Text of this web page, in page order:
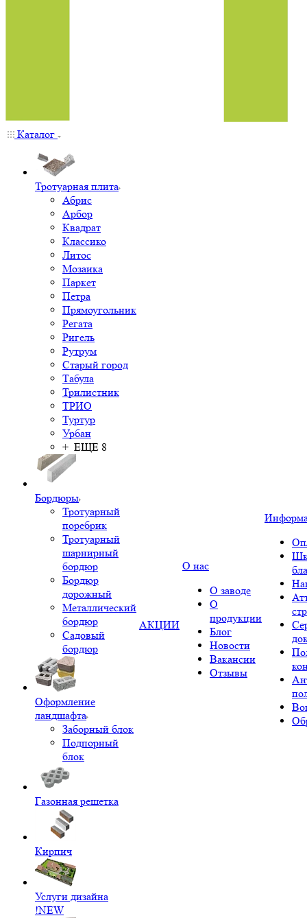
Каталог
Тротуарная плита
Абрис
Арбор
Квадрат
Классико
Литос
Мозаика
Паркет
Петра
Прямоугольник
Регата
Ригель
Рутрум
Старый город
Табула
Трилистник
ТРИО
Туртур
Урбан
+ ЕЩЕ 8
Бордюры
Тротуарный
поребрик
Тротуарный
шарнирный
бордюр
Бордюр
дорожный
Металлический
бордюр
Садовый
бордюр
Оформление
ландшафта
Заборный блок
Подпорный
блок
Газонная решетка
Кирпич
Услуги дизайна
!NEW
АКЦИИ
О нас
О заводе
О
продукции
Блог
Новости
Вакансии
Отзывы